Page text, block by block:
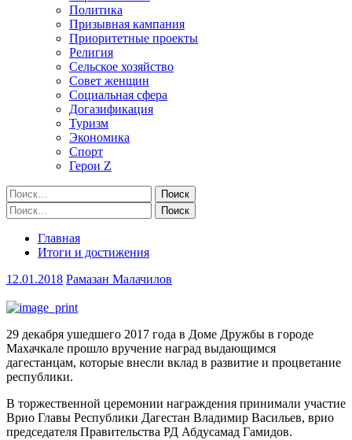
Политика
Призывная кампания
Приоритетные проекты
Религия
Сельское хозяйство
Совет женщин
Социальная сфера
Догазификация
Туризм
Экономика
Спорт
Герои Z
Найти:
Найти:
Главная
Итоги и достижения
12.01.2018 Рамазан Малачилов
29 декабря ушедшего 2017 года в Доме Дружбы в городе
Махачкале прошло вручение наград выдающимся
дагестанцам, которые внесли вклад в развитие и процветание
республики.
В торжественной церемонии награждения принимали участие
Врио Главы Республики Дагестан Владимир Васильев, врио
председателя Правительства РД Абдусамад Гамидов.